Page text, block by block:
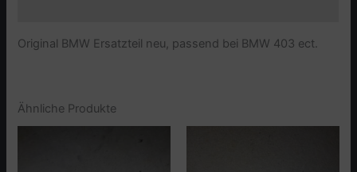
Original BMW Ersatzteil neu, passend bei BMW 403 ect.
Ähnliche Produkte